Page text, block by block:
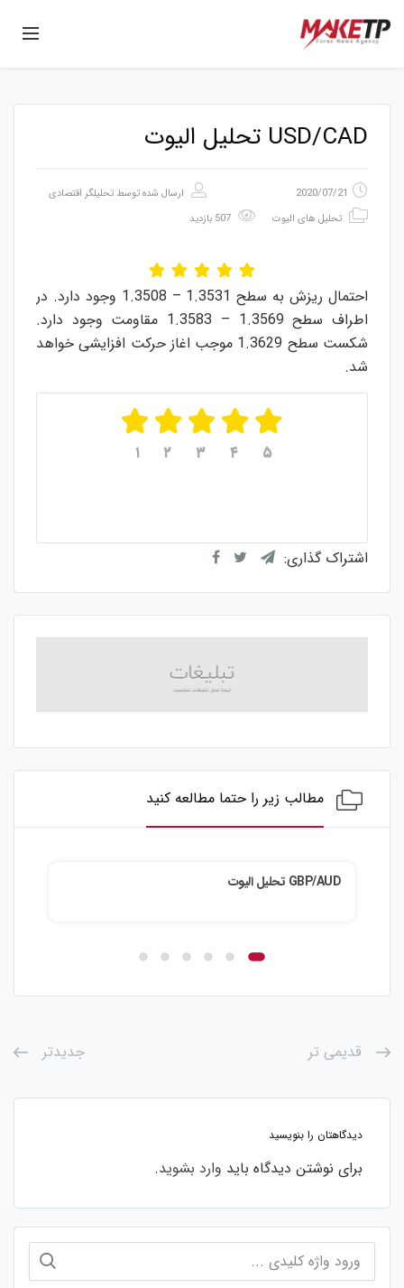
USD/CAD تحلیل الیوت
2020/07/21 ارسال شده توسط تحلیلگر اقتصادی
تحلیل های الیوت
احتمال ریزش به سطح 1.3531 – 1.3508 وجود دارد. در
اطراف سطح 1.3569 – 1.3583 مقاومت وجود دارد.
شکست سطح 1.3629 موجب اغاز حرکت افزایشی خواهد
شد.
۱ ۲ ۳ ۴ ۵
اشتراک گذاری:
مطالب زیر را حتما مطالعه کنید
GBP/AUD تحلیل الیوت
قدیمی تر جدیدتر
دیدگاهتان را بنویسید
برای نوشتن دیدگاه باید وارد بشوید.
برای: